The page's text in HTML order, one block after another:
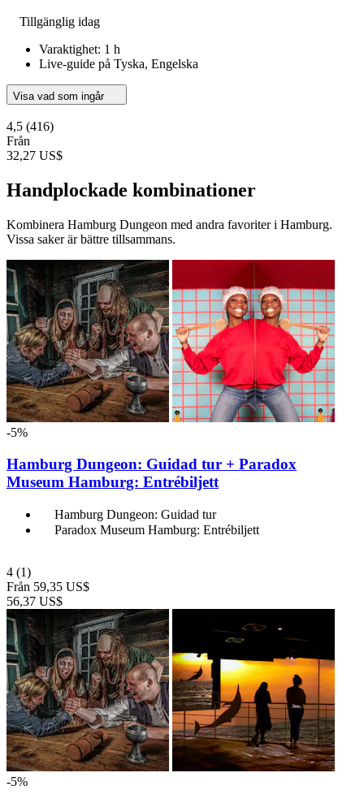
Tillgänglig idag
Varaktighet: 1 h
Live-guide på Tyska, Engelska
Visa vad som ingår
4,5 (416)
Från
32,27 US$
Handplockade kombinationer
Kombinera Hamburg Dungeon med andra favoriter i Hamburg.
Vissa saker är bättre tillsammans.
-5%
Hamburg Dungeon: Guidad tur + Paradox
Museum Hamburg: Entrébiljett
Hamburg Dungeon: Guidad tur
Paradox Museum Hamburg: Entrébiljett
4 (1)
Från 59,35 US$
56,37 US$
-5%